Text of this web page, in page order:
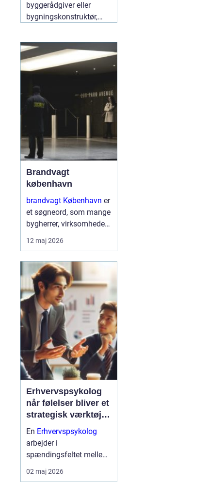
byggerådgiver eller
bygningskonstruktør,
tryghed,
gennemsigtighed og en
løsning, der både holder
økonomisk og
byggeteknisk. Søger du
en god "
10 juli 2026
Brandvagt
københavn
brandvagt København er
et søgneord, som mange
bygherrer, virksomheder
og arrangører søger på,
når de skal sikre arbejde
større events i
hovedstadsområdet.
Brandvagter...
12 maj 2026
Erhvervspsykolog
når følelser bliver et
strategisk værktøj i
arbejdslivet
En Erhvervspsykolog
arbejder i
spændingsfeltet mellem
mennesker og forretning.
Fokus er ikke kun på
02 maj 2026